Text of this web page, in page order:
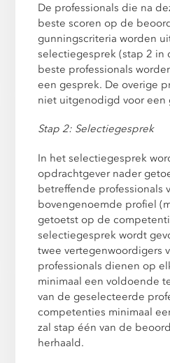
De professionals die na
beste scoren op de
gunningscriteria worden
selectiegesprek (stap 2 in
beste professionals
een gesprek. De overige
niet uitgenodigd voor een
Stap 2: Selectiegesprek
In het selectiegesprek
opdrachtgever nader
betreffende professionals
bovengenoemde profiel
getoetst op de
selectiegesprek wordt
twee vertegenwoordigers
professionals dienen op
minimaal een voldoende
van de geselecteerde
competenties minimaal
zal stap één van de
herhaald.